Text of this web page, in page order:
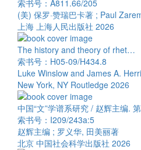
索书号：A811.66/205
(美) 保罗·赞瑞巴卡著 ; Paul
上海 上海人民出版社 2026
The history and theory of rhet…
索书号：H05-09/H434.8
Luke Winslow and James A.
New York, NY Routledge 2026
中国“文”学谱系研究 / 赵辉主编.
索书号：I209/243a:5
赵辉主编 ; 罗义华, 田美丽著
北京 中国社会科学出版社 2026